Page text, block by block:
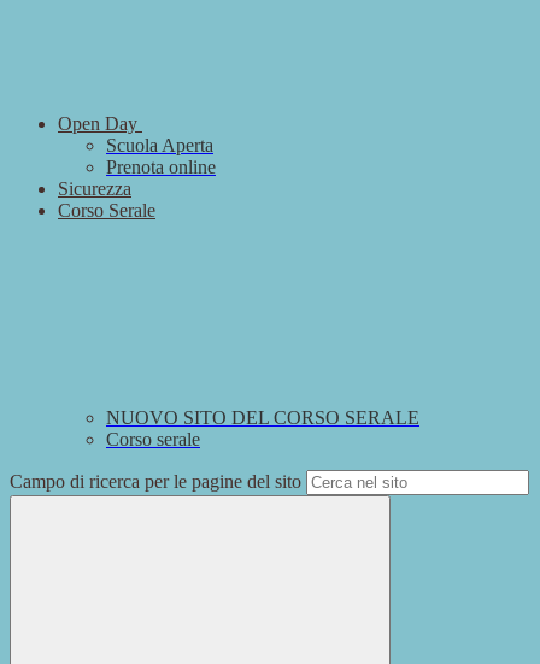
Open Day
Scuola Aperta
Prenota online
Sicurezza
Corso Serale
NUOVO SITO DEL CORSO SERALE
Corso serale
Campo di ricerca per le pagine del sito